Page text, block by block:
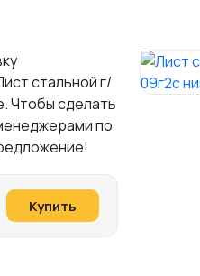
стальной г/
Чтобы сделать
по
Купить